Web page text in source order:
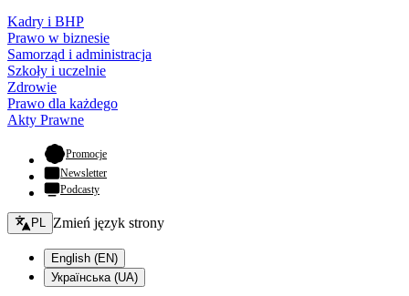
Kadry i BHP
Prawo w biznesie
Samorząd i administracja
Szkoły i uczelnie
Zdrowie
Prawo dla każdego
Akty Prawne
Promocje- otwiera się w nowej karcie
Newsletter
Podcasty
Zmień język - bieżący:
PL Zmień język strony
English (EN)
Українська (UA)